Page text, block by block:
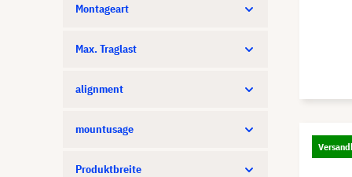
Montageart
Max. Traglast
alignment
mountusage
Produktbreite